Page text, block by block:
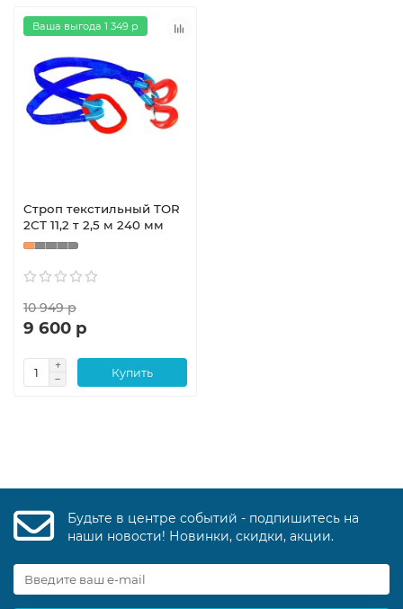
Ваша выгода 1 349 р
Строп текстильный TOR
2СТ 11,2 т 2,5 м 240 мм
10 949 р
9 600 р
Купить
Будьте в центре событий - подпишитесь на
наши новости! Новинки, скидки, акции.